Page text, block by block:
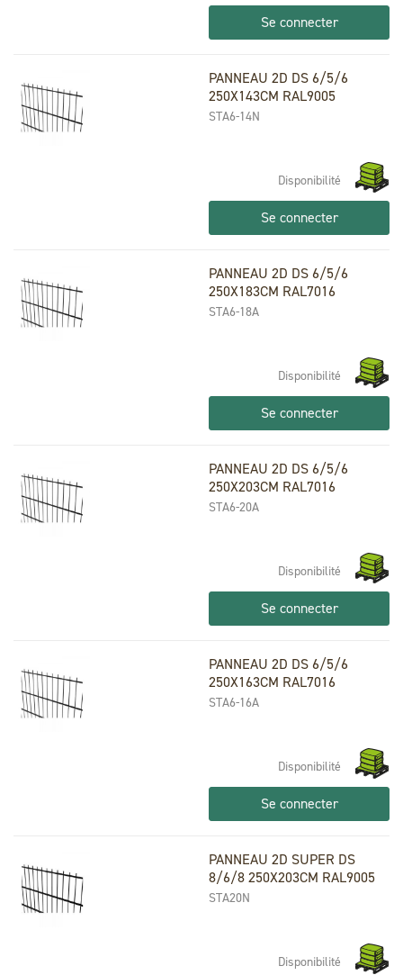
Se connecter
PANNEAU 2D DS 6/5/6
250X143CM RAL9005
STA6-14N
Disponibilité
Se connecter
PANNEAU 2D DS 6/5/6
250X183CM RAL7016
STA6-18A
Disponibilité
Se connecter
PANNEAU 2D DS 6/5/6
250X203CM RAL7016
STA6-20A
Disponibilité
Se connecter
PANNEAU 2D DS 6/5/6
250X163CM RAL7016
STA6-16A
Disponibilité
Se connecter
PANNEAU 2D SUPER DS
8/6/8 250X203CM RAL9005
STA20N
Disponibilité